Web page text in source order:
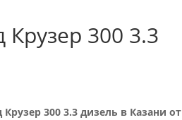
300 3.3
300 3.3 дизель в Казани от